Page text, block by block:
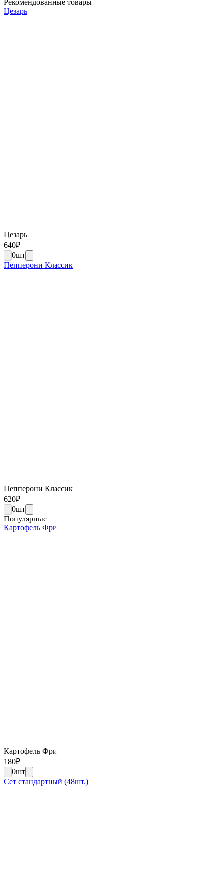
Рекомендованные товары
Цезарь
Цезарь
640₽
0шт
Пепперони Классик
Пепперони Классик
620₽
0шт
Популярные
Картофель Фри
Картофель Фри
180₽
0шт
Сет стандартный (48шт.)